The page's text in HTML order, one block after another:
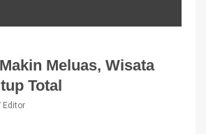
Meluas, Wisata
Total
Editor